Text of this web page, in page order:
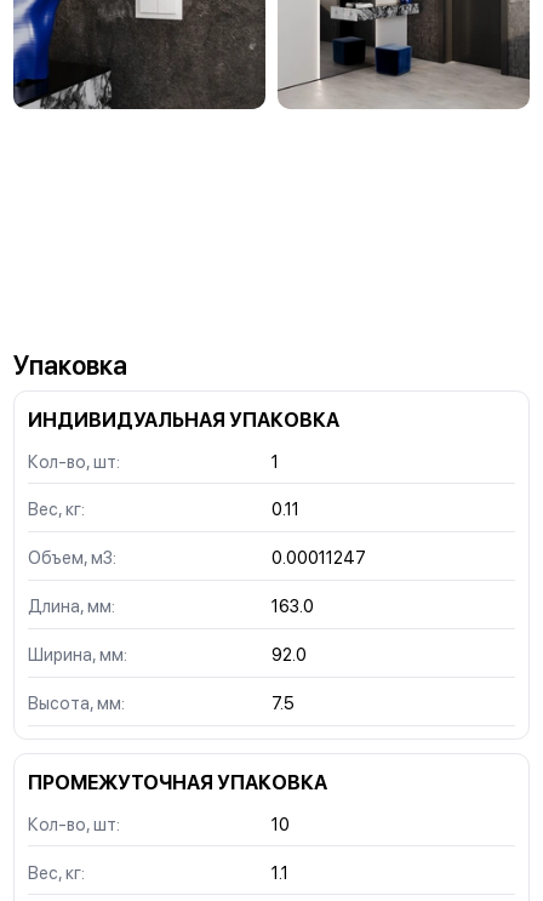
Упаковка
ИНДИВИДУАЛЬНАЯ УПАКОВКА
Кол-во, шт: 1
Вес, кг: 0.11
Объем, м3: 0.00011247
Длина, мм: 163.0
Ширина, мм: 92.0
Высота, мм: 7.5
ПРОМЕЖУТОЧНАЯ УПАКОВКА
Кол-во, шт: 10
Вес, кг: 1.1